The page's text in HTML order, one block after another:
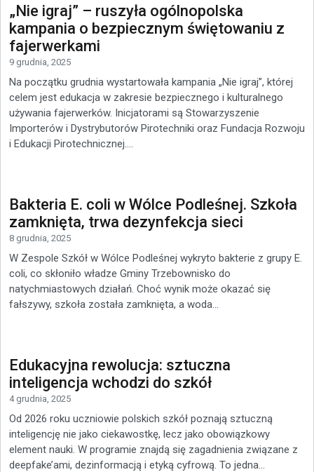
„Nie igraj” – ruszyła ogólnopolska
kampania o bezpiecznym świętowaniu z
fajerwerkami
9 grudnia, 2025
Na początku grudnia wystartowała kampania „Nie igraj”, której
celem jest edukacja w zakresie bezpiecznego i kulturalnego
używania fajerwerków. Inicjatorami są Stowarzyszenie
Importerów i Dystrybutorów Pirotechniki oraz Fundacja Rozwoju
i Edukacji Pirotechnicznej....
Bakteria E. coli w Wólce Podleśnej. Szkoła
zamknięta, trwa dezynfekcja sieci
8 grudnia, 2025
W Zespole Szkół w Wólce Podleśnej wykryto bakterie z grupy E.
coli, co skłoniło władze Gminy Trzebownisko do
natychmiastowych działań. Choć wynik może okazać się
fałszywy, szkoła została zamknięta, a woda...
Edukacyjna rewolucja: sztuczna
inteligencja wchodzi do szkół
4 grudnia, 2025
Od 2026 roku uczniowie polskich szkół poznają sztuczną
inteligencję nie jako ciekawostkę, lecz jako obowiązkowy
element nauki. W programie znajdą się zagadnienia związane z
deepfake’ami, dezinformacją i etyką cyfrową. To jedna...